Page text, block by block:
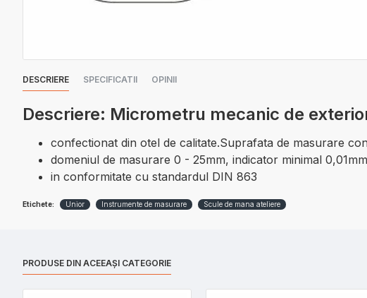
DESCRIERE SPECIFICATII OPINII
Descriere: Micrometru mecanic de
confectionat din otel de calitate.Suprafata de masurare
domeniul de masurare 0 - 25mm, indicator minimal 0,01mm
in conformitate cu standardul DIN 863
Etichete: Unior Instrumente de masurare Scule de mana ateliere
PRODUSE DIN ACEEAȘI CATEGORIE